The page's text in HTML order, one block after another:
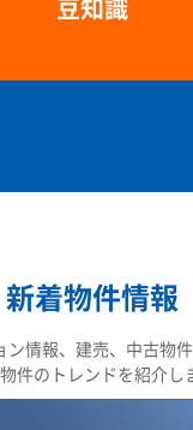
豆知識
新着物件情報
ン情報、建売、中古物件
件のトレンドを紹介し